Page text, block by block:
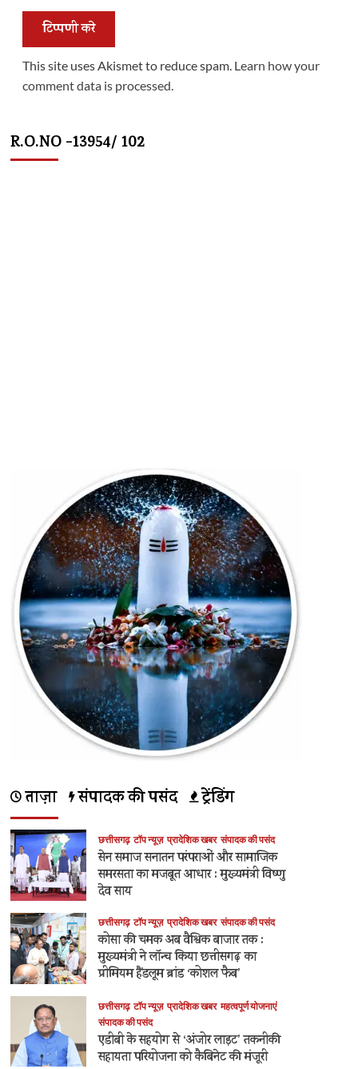
This site uses Akismet to reduce spam. Learn how your
comment data is processed.
R.O.NO -13954/ 102
ताज़ा संपादक की पसंद ट्रेंडिंग
छत्तीसगढ़ टॉप न्यूज़ प्रादेशिक खबर संपादक की पसंद
सेन समाज सनातन परंपराओं और सामाजिक
समरसता का मजबूत आधार : मुख्यमंत्री विष्णु
देव साय
छत्तीसगढ़ टॉप न्यूज़ प्रादेशिक खबर संपादक की पसंद
कोसा की चमक अब वैश्विक बाजार तक :
मुख्यमंत्री ने लॉन्च किया छत्तीसगढ़ का
प्रीमियम हैंडलूम ब्रांड ‘कोशल फैब’
छत्तीसगढ़ टॉप न्यूज़ प्रादेशिक खबर महत्वपूर्ण योजनाएं
संपादक की पसंद
एडीबी के सहयोग से ‘अंजोर लाइट’ तकनीकी
सहायता परियोजना को कैबिनेट की मंजूरी